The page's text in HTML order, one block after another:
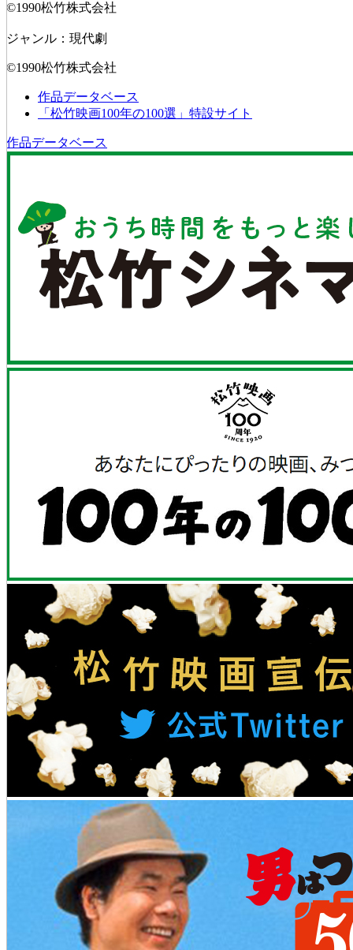
©1990松竹株式会社
ジャンル：現代劇
©1990松竹株式会社
作品データベース
「松竹映画100年の100選」特設サイト
作品データベース